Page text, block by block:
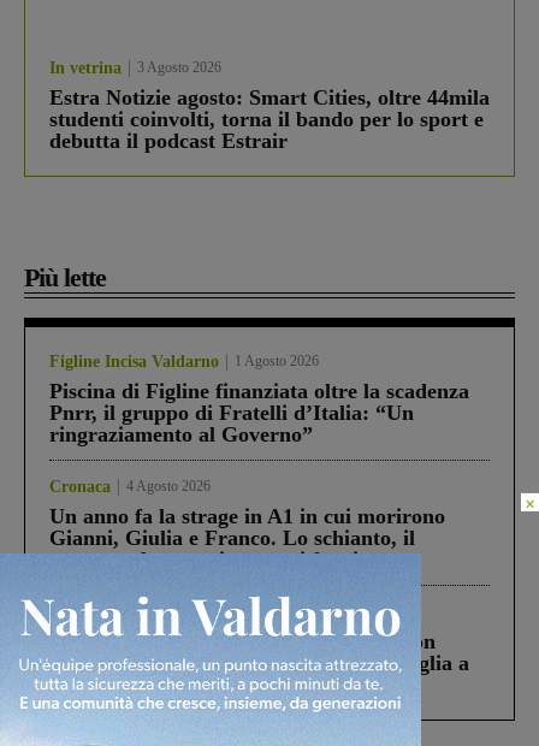
In vetrina 3 Agosto 2026
Estra Notizie agosto: Smart Cities, oltre 44mila
studenti coinvolti, torna il bando per lo sport e
debutta il podcast Estrair
Più lette
Figline Incisa Valdarno 1 Agosto 2026
Piscina di Figline finanziata oltre la scadenza
Pnrr, il gruppo di Fratelli d’Italia: “Un
ringraziamento al Governo”
Cronaca 4 Agosto 2026
Un anno fa la strage in A1 in cui morirono
Gianni, Giulia e Franco. Lo schianto, il
processo, lo stop ai sorpassi fra tir....
Cronaca 3 Agosto 2026
Scomparso da una struttura di Castiglion
Fiorentino l’uomo che aveva ucciso la figlia a
Levane nel 2020
×